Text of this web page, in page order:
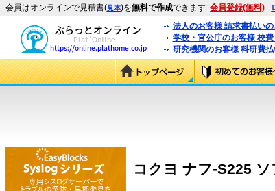
会員はオンラインで見積書(見本)を無料で作成できます 会員登録(無料)
法人のお客様 請求書払い
学校・官公庁のお客様 校
研究機関のお客様 科研費
コクヨ ナフ-S225